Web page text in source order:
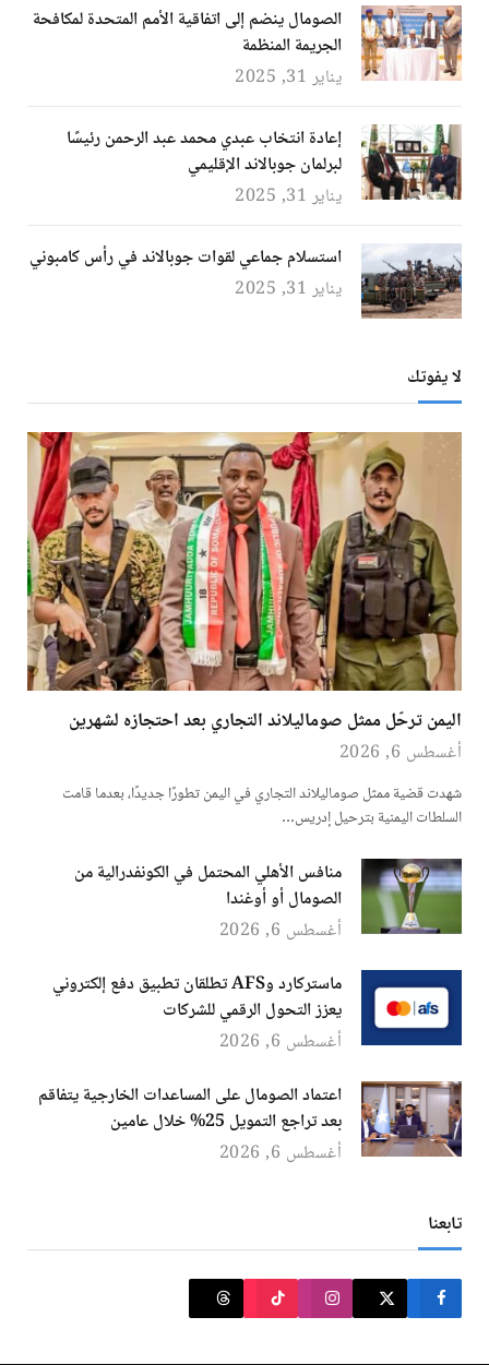
الصومال ينضم إلى اتفاقية الأمم المتحدة لمكافحة
الجريمة المنظمة
يناير 31, 2025
إعادة انتخاب عبدي محمد عبد الرحمن رئيسًا
لبرلمان جوبالاند الإقليمي
يناير 31, 2025
استسلام جماعي لقوات جوبالاند في رأس كامبوني
يناير 31, 2025
لا يفوتك
اليمن ترحّل ممثل صوماليلاند التجاري بعد احتجازه لشهرين
أغسطس 6, 2026
شهدت قضية ممثل صوماليلاند التجاري في اليمن تطورًا جديدًا، بعدما قامت
السلطات اليمنية بترحيل إدريس…
منافس الأهلي المحتمل في الكونفدرالية من
الصومال أو أوغندا
أغسطس 6, 2026
ماستركارد وAFS تطلقان تطبيق دفع إلكتروني
يعزز التحول الرقمي للشركات
أغسطس 6, 2026
اعتماد الصومال على المساعدات الخارجية يتفاقم
بعد تراجع التمويل 25% خلال عامين
أغسطس 6, 2026
تابعنا